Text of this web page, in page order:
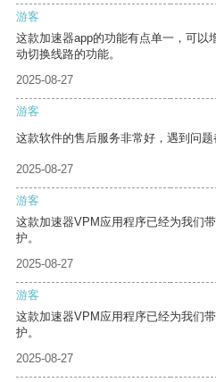
游客
这款加速器app的功能有点单一，可以
动切换线路的功能。
2025-08-27
游客
这款软件的售后服务非常好，遇到问题
2025-08-27
游客
这款加速器VPM应用程序已经为我们
护。
2025-08-27
游客
这款加速器VPM应用程序已经为我们
护。
2025-08-27